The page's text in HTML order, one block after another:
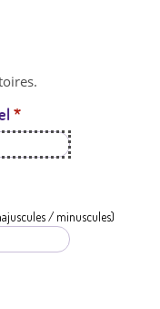
*
/ minuscules)